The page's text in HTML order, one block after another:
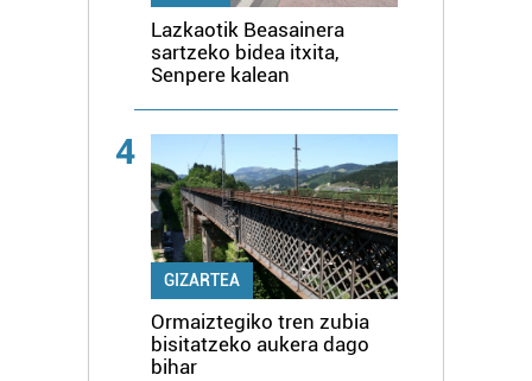
Lazkaotik Beasainera
sartzeko bidea itxita,
Senpere kalean
4
GIZARTEA
Ormaiztegiko tren zubia
bisitatzeko aukera dago
bihar